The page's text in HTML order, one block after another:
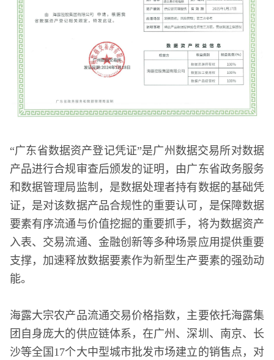
“广东省数据资产登记凭证”是广州数据交易所对数据
产品进行合规审查后颁发的证明，由广东省政务服务
和数据管理局监制，是数据处理者持有数据的基础凭
证，是对该数据产品合规性的重要认可，是保障数据
要素有序流通与价值挖掘的重要抓手，将为数据资产
入表、交易流通、金融创新等多种场景应用提供重要
支撑，加速释放数据要素作为新型生产要素的强劲动
能。
海露大宗农产品流通交易价格指数，主要依托海露集
团自身庞大的供应链体系，在广州、深圳、南京、长
沙等全国17个大中型城市批发市场建立的销售点，对